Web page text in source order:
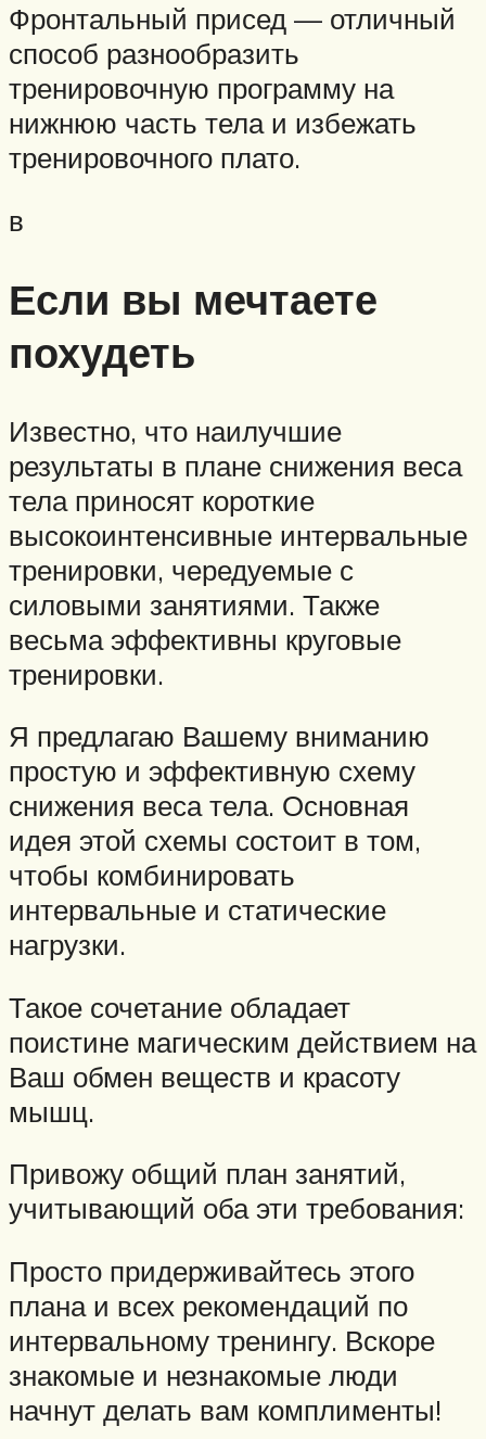
Фронтальный присед — отличный
способ разнообразить
тренировочную программу на
нижнюю часть тела и избежать
тренировочного плато.
в
Если вы мечтаете
похудеть
Известно, что наилучшие
результаты в плане снижения веса
тела приносят короткие
высокоинтенсивные интервальные
тренировки, чередуемые с
силовыми занятиями. Также
весьма эффективны круговые
тренировки.
Я предлагаю Вашему вниманию
простую и эффективную схему
снижения веса тела. Основная
идея этой схемы состоит в том,
чтобы комбинировать
интервальные и статические
нагрузки.
Такое сочетание обладает
поистине магическим действием на
Ваш обмен веществ и красоту
мышц.
Привожу общий план занятий,
учитывающий оба эти требования:
Просто придерживайтесь этого
плана и всех рекомендаций по
интервальному тренингу. Вскоре
знакомые и незнакомые люди
начнут делать вам комплименты!